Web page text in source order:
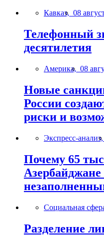
Кавказ, 08
Телефонный
десятилетия
Америка, 08
Новые
России
риски и
Экспресс-анализ,
Почему 65
Азербайджане
Социальная
Разделение